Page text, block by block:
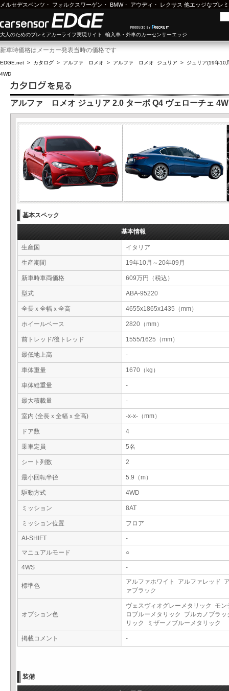
メルセデスベンツ ・ フォルクスワーゲン ・ BMW・ アウディ ・ レクサス 他エッジなプレ
大人のためのプレミアカーライフ実現サイト 輸入車・外車のカーセンサーエッジ
新車時価格はメーカー発表当時の価格です
EDGE.net > カタログ > アルファ ロメオ > アルファ ロメオ ジュリア > ジュリア(19年10
4WD
アルファ ロメオ ジュリア 2.0 ターボ Q4 ヴェローチェ
基本スペック
基本情報
生産国 イタリア
生産期間 19年10月～20年09月
新車時車両価格 609万円（税込）
型式 ABA-95220
全長ｘ全幅ｘ全高 4655x1865x1435（mm）
ホイールベース 2820（mm）
前トレッド/後トレッド 1555/1625（mm）
最低地上高 -
車体重量 1670（kg）
車体総重量 -
最大積載量 -
室内 (全長ｘ全幅ｘ全高) -x-x-（mm）
ドア数 4
乗車定員 5名
シート列数 2
最小回転半径 5.9（m）
駆動方式 4WD
ミッション 8AT
ミッション位置 フロア
AI-SHIFT
-
マニュアルモード
○
4WS -
標準色
アルファホワイト アルファレッド
ァブラック
オプション色
ヴェスヴィオグレーメタリック モン
ロブルーメタリック ブルカノブラッ
リック ミザーノブルーメタリック
掲載コメント -
装備